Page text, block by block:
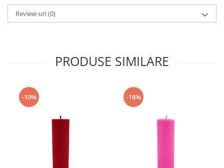
Review-uri(0)
PRODUSE SIMILARE
-10% -18%